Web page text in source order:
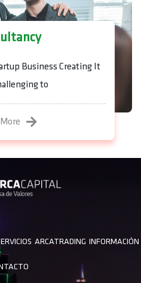
Business Creating It
to
ARCATRADING INFORMACIÓN